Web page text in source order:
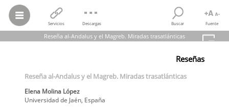
Servicios Descargas Buscar Fuente
Reseña al-Andalus y el Magreb. Miradas trasatlánticas
Reseña al-Andalus y el Magreb. Miradas trasatlánticas
Universidad de Cádiz
Reseñas
Reseña al-Andalus y el Magreb. Miradas trasatlánticas
Elena Molina López
Universidad de Jaén, España